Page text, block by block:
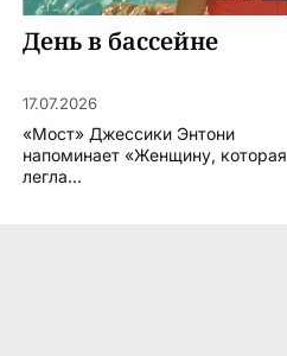
День в бассейне
17.07.2026
«Мост» Джессики Энтони
напоминает «Женщину, которая
легла...